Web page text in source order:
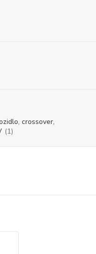
crossover,
(1)